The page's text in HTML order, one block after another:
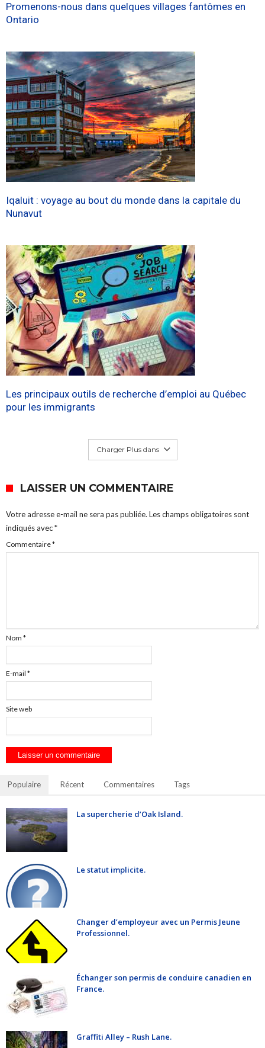
Promenons-nous dans quelques villages fantômes en
Ontario
Iqaluit : voyage au bout du monde dans la capitale du
Nunavut
Les principaux outils de recherche d’emploi au Québec
pour les immigrants
Charger Plus dans
LAISSER UN COMMENTAIRE
Votre adresse e-mail ne sera pas publiée. Les champs obligatoires sont
indiqués avec*
Commentaire*
Nom *
E-mail *
Site web
Populaire Récent Commentaires Tags
La supercherie d’Oak Island.
Le statut implicite.
Changer d’employeur avec un Permis Jeune
Professionnel.
Échanger son permis de conduire canadien en
France.
Graffiti Alley – Rush Lane.